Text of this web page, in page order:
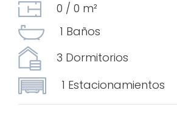
0 / 0 m²
1 Baños
3 Dormitorios
1 Estacionamientos